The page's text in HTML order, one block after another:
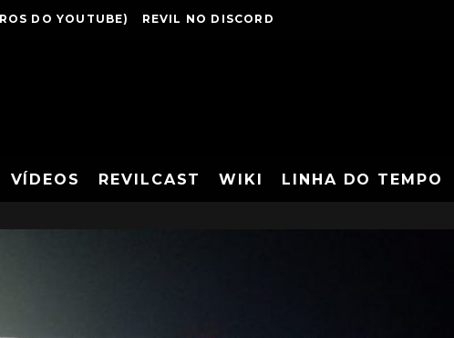
DO YOUTUBE) REVIL NO DISCORD
VÍDEOS REVILCAST WIKI LINHA DO TEMPO